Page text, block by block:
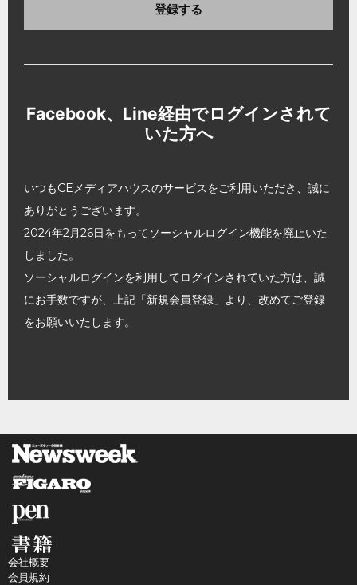
登録する
Facebook、Line経由でログインされて
いた方へ
いつもCEメディアハウスのサービスをご利用いただき、誠に
ありがとうございます。
2024年2月26日をもってソーシャルログイン機能を廃止いた
しました。
ソーシャルログインを利用してログインされていた方は、誠
にお手数ですが、上記「新規会員登録」より、改めてご登録
をお願いいたします。
会社概要
会員規約